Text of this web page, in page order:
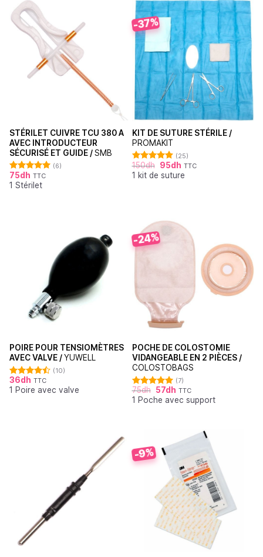
STÉRILET CUIVRE TCU 380 A
AVEC INTRODUCTEUR
SÉCURISÉ ET GUIDE /SMB
Note5.00
sur 5
(6)
75dh TTC
1 Stérilet
-37%
KIT DE SUTURE STÉRILE /
PROMAKIT
Note4.92
sur 5
(25)
150dh 95dh TTC
1 kit de suture
POIRE POUR TENSIOMÈTRES
AVEC VALVE /YUWELL
Note4.50
sur 5
(10)
36dh TTC
1 Poire avec valve
-24%
POCHE DE COLOSTOMIE
VIDANGEABLE EN 2 PIÈCES /
COLOSTOBAGS
Note
5.00
sur 5
(7)
75dh 57dh TTC
1 Poche avec support
-9%